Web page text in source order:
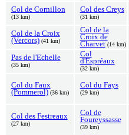
Col de Cornillon
(13 km)
Col des Creys
(31 km)
Col de la Croix
(Vercors) (41 km)
Col de la
Croix de
Charvet (14 km)
Pas de l'Echelle
(35 km)
Col
d'Espréaux
(32 km)
Col du Faux
(Pommerol) (36 km)
Col du Fays
(29 km)
Col des Festreaux
(27 km)
Col de
Foureyssasse
(39 km)